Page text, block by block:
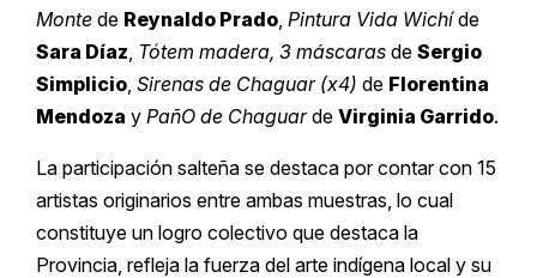
Monte de Reynaldo Prado Pintura Vida Wichíde
Sara Díaz Tótem madera, 3 máscaras de Sergio
Simplicio Sirenas de Chaguar (x4) de Florentina
Mendoza y PañO de Chaguarde Virginia Garrido.
La participación salteña se destaca por contar con 15
artistas originarios entre ambas muestras, lo cual
constituye un logro colectivo que destaca la
Provincia, refleja la fuerza del arte indígena local y su